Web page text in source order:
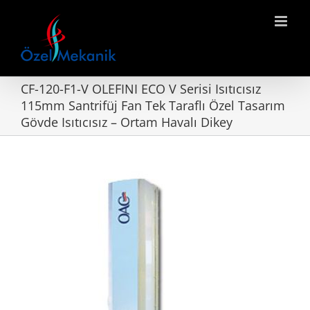
CF-120-F1-V OLEFINI ECO V Serisi Isıtıcısız
115mm Santrifüj Fan Tek Taraflı Özel Tasarım
Gövde Isıtıcısız – Ortam Havalı Dikey